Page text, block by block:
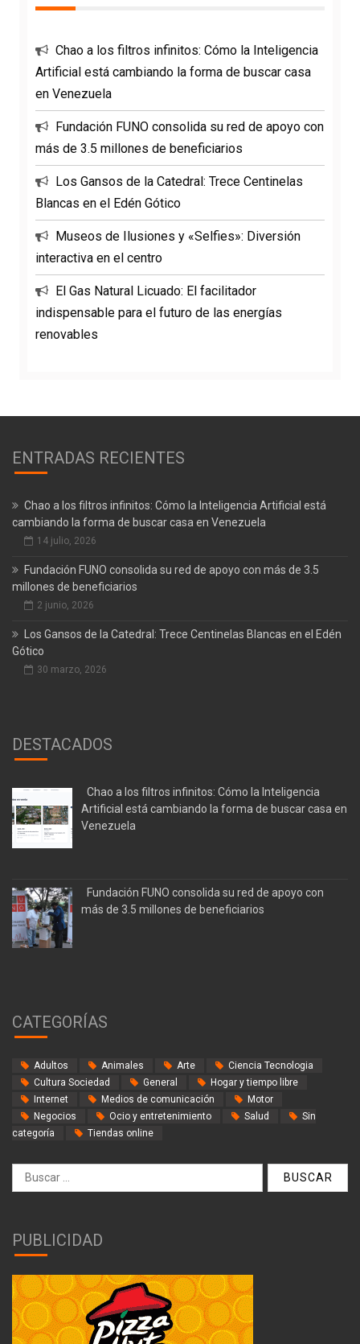
Chao a los filtros infinitos: Cómo la Inteligencia
Artificial está cambiando la forma de buscar casa
en Venezuela
Fundación FUNO consolida su red de apoyo con
más de 3.5 millones de beneficiarios
Los Gansos de la Catedral: Trece Centinelas
Blancas en el Edén Gótico
Museos de Ilusiones y «Selfies»: Diversión
interactiva en el centro
El Gas Natural Licuado: El facilitador
indispensable para el futuro de las energías
renovables
ENTRADAS RECIENTES
Chao a los filtros infinitos: Cómo la Inteligencia Artificial está
cambiando la forma de buscar casa en Venezuela
14 julio, 2026
Fundación FUNO consolida su red de apoyo con más de 3.5
millones de beneficiarios
2 junio, 2026
Los Gansos de la Catedral: Trece Centinelas Blancas en el Edén
Gótico
30 marzo, 2026
DESTACADOS
Chao a los filtros infinitos: Cómo la Inteligencia
Artificial está cambiando la forma de buscar casa en
Venezuela
Fundación FUNO consolida su red de apoyo con
más de 3.5 millones de beneficiarios
CATEGORÍAS
Adultos Animales Arte
Ciencia Tecnologia
Cultura Sociedad
General
Hogar y tiempo libre
Internet
Medios de comunicación
Motor
Negocios
Ocio y entretenimiento Salud
Sin
categoría
Tiendas online
Buscar:
PUBLICIDAD